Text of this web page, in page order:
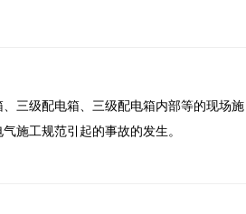
三级配电箱、三级配电箱内部等的现场施
施工规范引起的事故的发生。